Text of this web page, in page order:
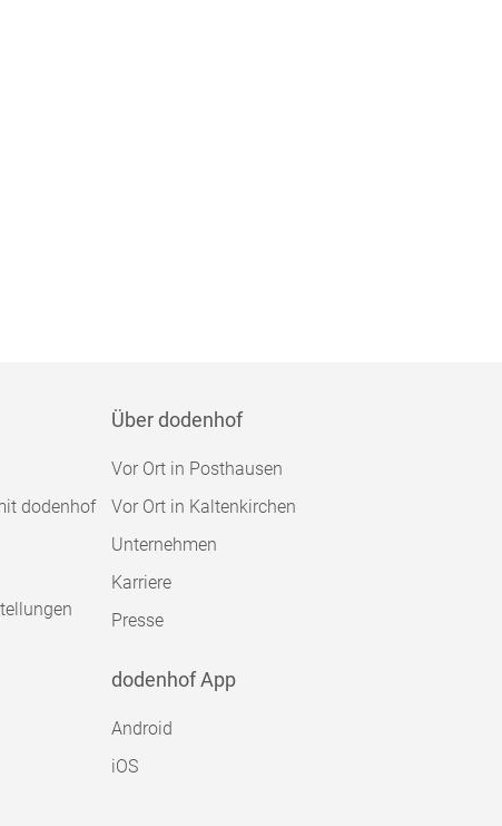
dodenhof
Über dodenhof
Vor Ort in Posthausen
Vor Ort in Kaltenkirchen
Unternehmen
Karriere
Presse
dodenhof App
Android
iOS